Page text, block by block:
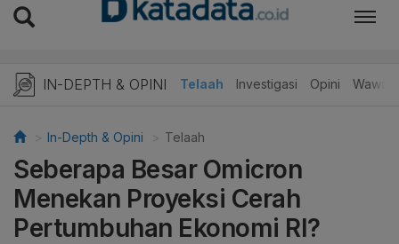
IN-DEPTH & OPINI Telaah Investigasi Opini
In-Depth & Opini Telaah
Seberapa Besar Omicron
Menekan Proyeksi Cerah
Pertumbuhan Ekonomi RI?